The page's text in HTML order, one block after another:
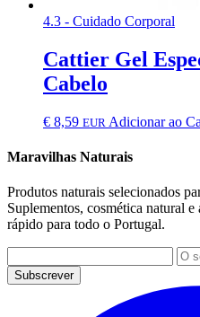
4.3 - Cuidado Corporal
Cattier Gel
Cabelo
€ 8,59 EUR Adicionar ao
Maravilhas Naturais
Produtos naturais selecionados
Suplementos, cosmética natural
rápido para todo o Portugal.
Subscrever